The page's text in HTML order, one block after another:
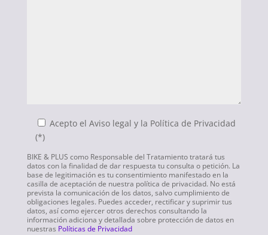
Acepto el Aviso legal y la Política de Privacidad
(*)
BIKE & PLUS como Responsable del Tratamiento tratará tus
datos con la finalidad de dar respuesta tu consulta o petición. La
base de legitimación es tu consentimiento manifestado en la
casilla de aceptación de nuestra política de privacidad. No está
prevista la comunicación de los datos, salvo cumplimiento de
obligaciones legales. Puedes acceder, rectificar y suprimir tus
datos, así como ejercer otros derechos consultando la
información adiciona y detallada sobre protección de datos en
nuestras Políticas de Privacidad